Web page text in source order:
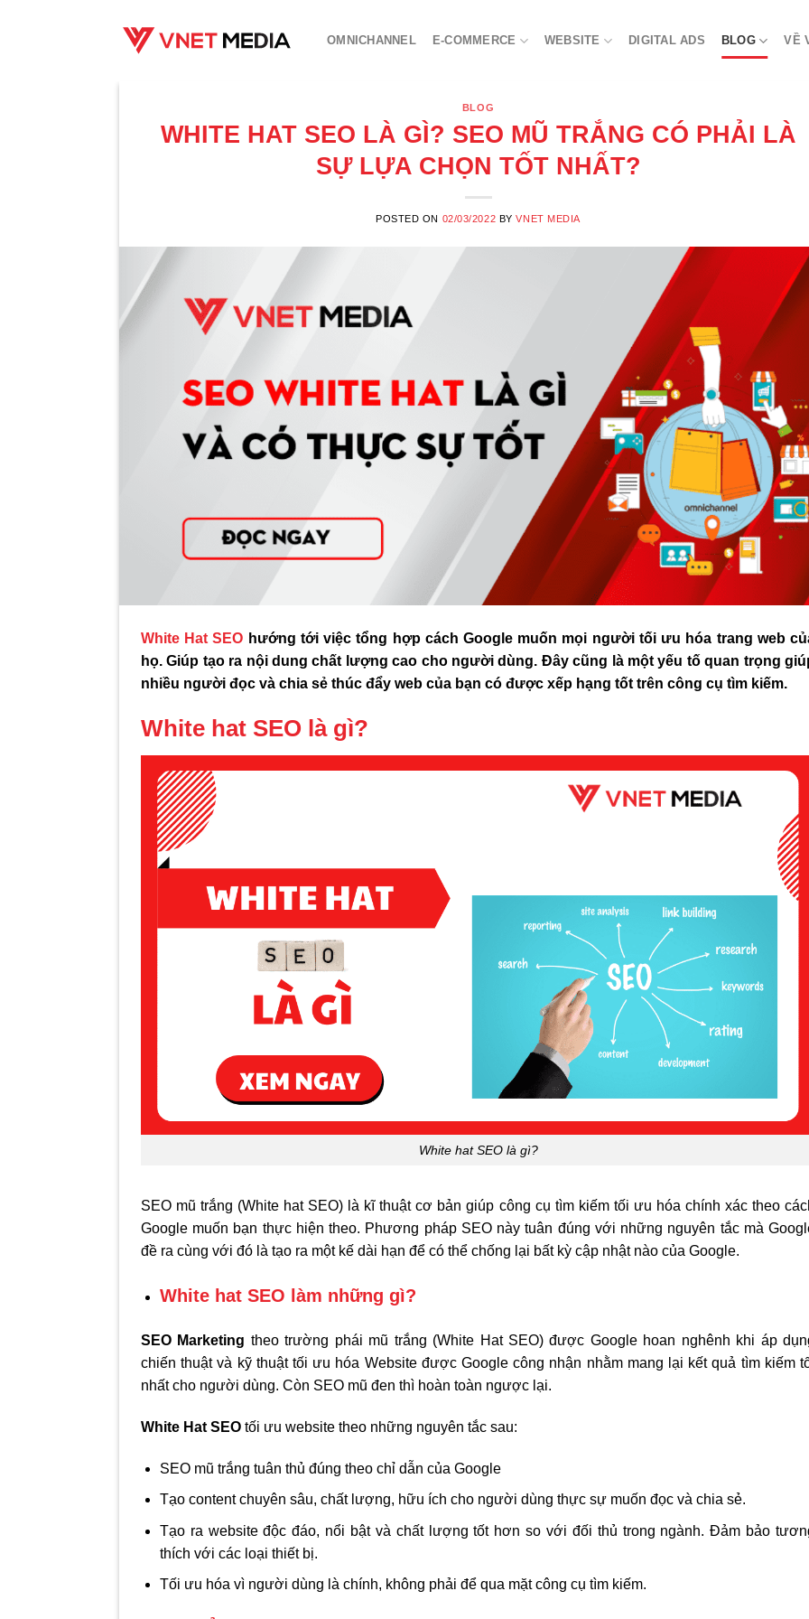
OMNICHANNEL E-COMMERCE WEBSITE DIGITAL ADS BLOG VỀ
BLOG
WHITE HAT SEO LÀ GÌ? SEO MŨ TRẮNG CÓ PHẢI LÀ
SỰ LỰA CHỌN TỐT NHẤT?
POSTED ON 02/03/2022 BYVNET MEDIA
White Hat SEO hướng tới việc tổng hợp cách Google muốn mọi người tối ưu hóa trang web
họ. Giúp tạo ra nội dung chất lượng cao cho người dùng. Đây cũng là một yếu tố quan trọng
nhiều người đọc và chia sẻ thúc đẩy web của bạn có được xếp hạng tốt trên công cụ tìm kiếm.
White hat SEO là gì?
White hat SEO là gì?
SEO mũ trắng (White hat SEO) là kĩ thuật cơ bản giúp công cụ tìm kiếm tối ưu hóa chính xác theo
Google muốn bạn thực hiện theo. Phương pháp SEO này tuân đúng với những nguyên tắc mà
đề ra cùng với đó là tạo ra một kế dài hạn để có thể chống lại bất kỳ cập nhật nào của Google.
White hat SEO làm những gì?
SEO Marketing theo trường phái mũ trắng (White Hat SEO) được Google hoan nghênh khi áp
chiến thuật và kỹ thuật tối ưu hóa Website được Google công nhận nhằm mang lại kết quả tìm kiếm
nhất cho người dùng. Còn SEO mũ đen thì hoàn toàn ngược lại.
White Hat SEO tối ưu website theo những nguyên tắc sau:
SEO mũ trắng tuân thủ đúng theo chỉ dẫn của Google
Tạo content chuyên sâu, chất lượng, hữu ích cho người dùng thực sự muốn đọc và chia sẻ.
Tạo ra website độc đáo, nổi bật và chất lượng tốt hơn so với đối thủ trong ngành. Đảm bảo
thích với các loại thiết bị.
Tối ưu hóa vì người dùng là chính, không phải để qua mặt công cụ tìm kiếm.